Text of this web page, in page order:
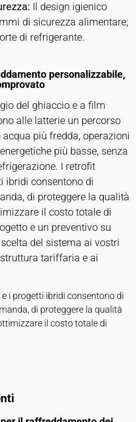
Il design igienico
di sicurezza alimentare;
di refrigerante.
personalizzabile,
del ghiaccio e a film
alle latterie un percorso
più fredda, operazioni
più basse, senza
I retrofit
ibridi consentono di
di proteggere la qualità
il costo totale di
e un preventivo su
del sistema ai vostri
tariffaria e ai
i progetti ibridi consentono di
di proteggere la qualità
il costo totale di